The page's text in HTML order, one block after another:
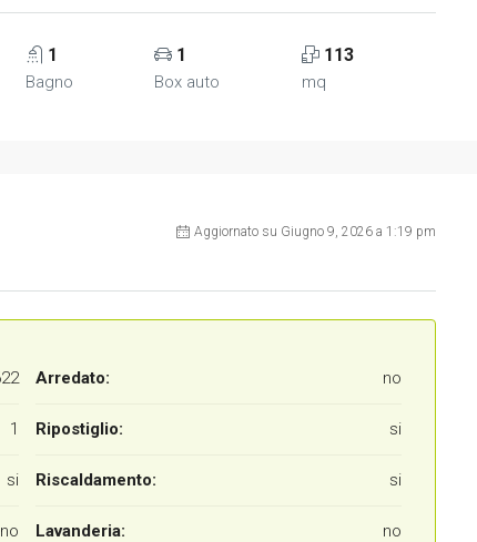
1
Bagno
1
Box auto
113
mq
Aggiornato su Giugno 9, 2026 a 1:19 pm
1
si
Arredato: no
Ripostiglio: si
Riscaldamento: si
Lavanderia: no